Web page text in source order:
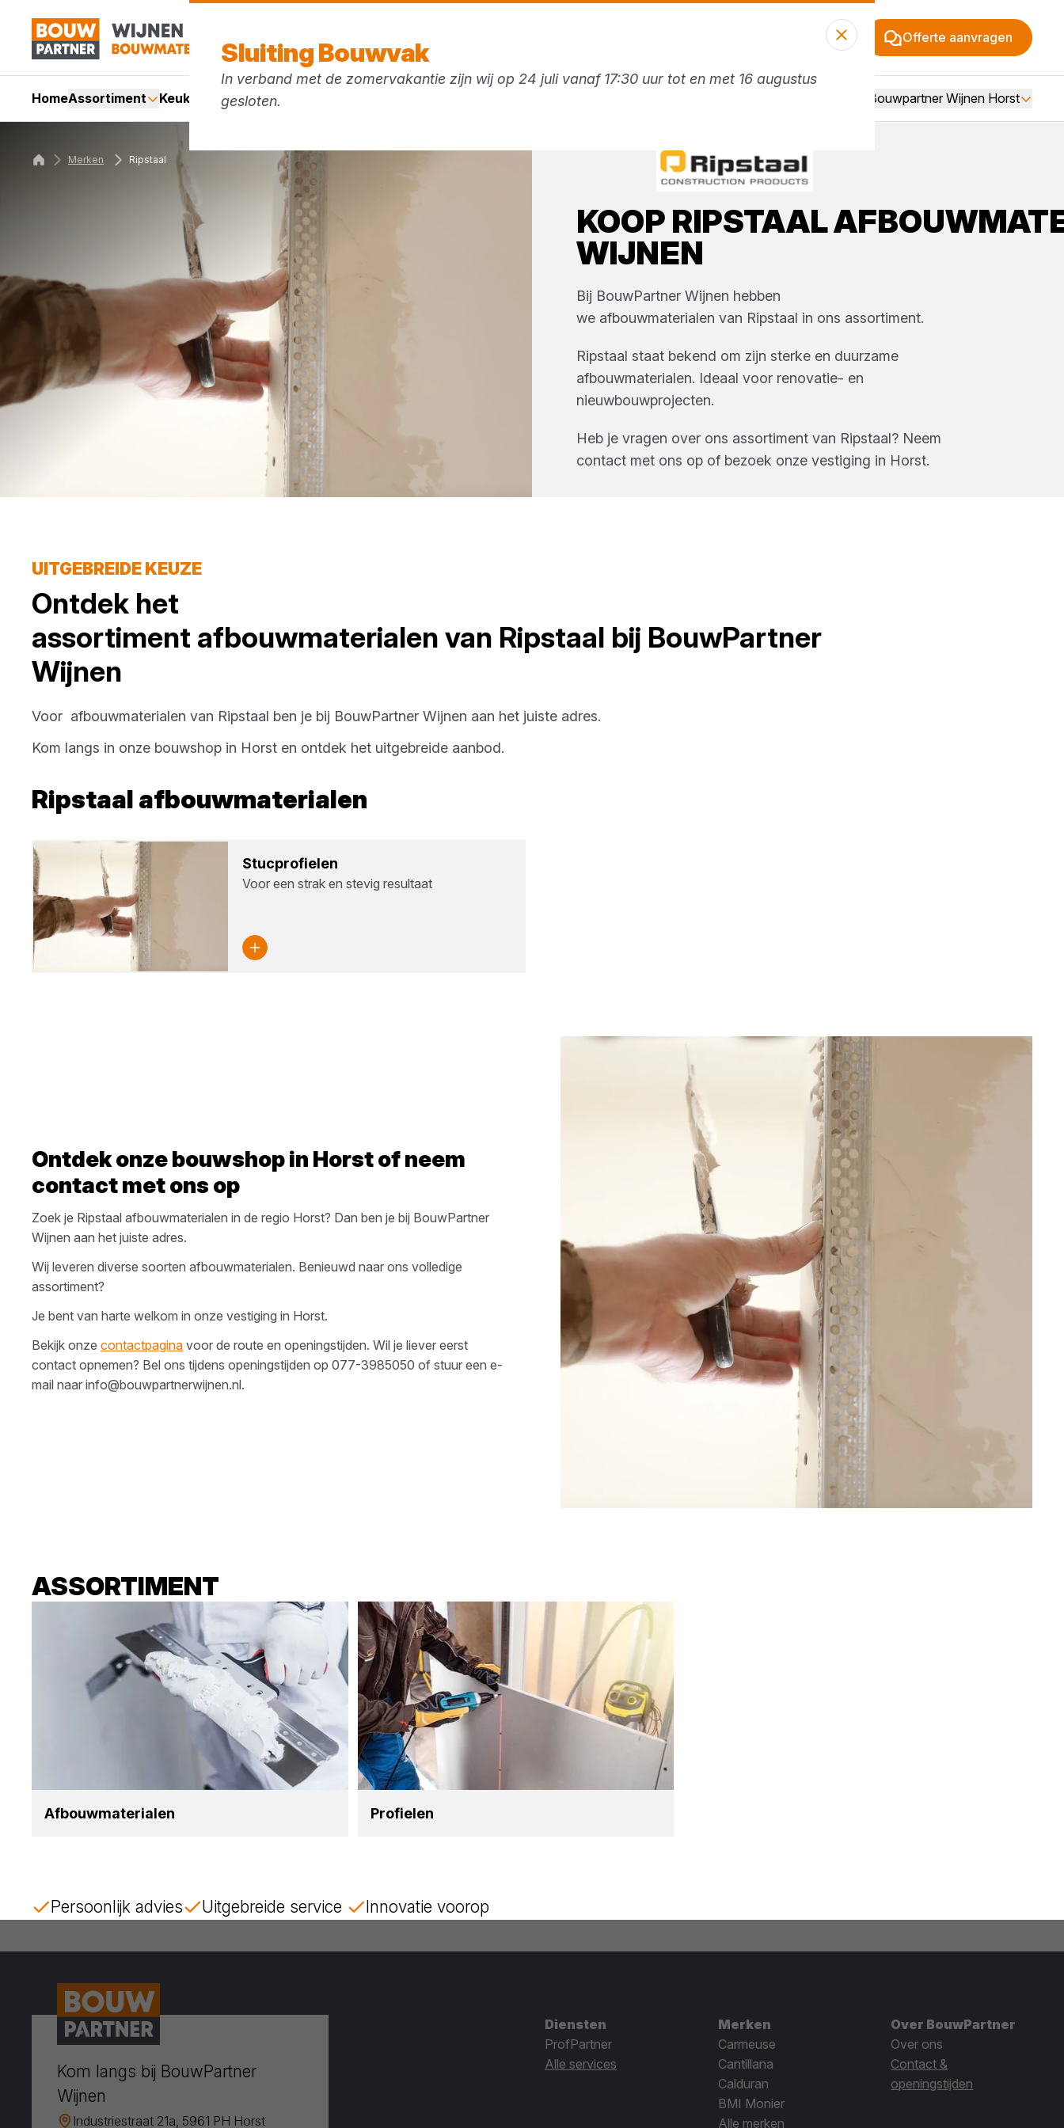
Offerte aanvragen
HomeAssortiment Keukens Services Over Bouwpartner Wijnen Horst
KOOP RIPSTAAL
WIJNEN
Bij BouwPartner Wijnen hebben
we afbouwmaterialen van Ripstaal in ons assortiment.
Ripstaal staat bekend om zijn sterke en duurzame
afbouwmaterialen. Ideaal voor renovatie- en
nieuwbouwprojecten.
Heb je vragen over ons assortiment van Ripstaal? Neem
contact met ons op of bezoek onze vestiging in Horst.
Merken Ripstaal
UITGEBREIDE KEUZE
Ontdek het
assortiment afbouwmaterialen van Ripstaal bij BouwPartner
Wijnen
Voor afbouwmaterialen van Ripstaal ben je bij BouwPartner Wijnen aan het juiste adres.
Kom langs in onze bouwshop in Horst en ontdek het uitgebreide aanbod.
Ripstaal afbouwmaterialen
Stuc­pro­fie­len
Voor een strak en stevig resultaat
Ontdek onze bouwshop in Horstof neem
contact met ons op
Zoek je Ripstaal afbouwmaterialen in de regio Horst? Dan ben je bij BouwPartner
Wijnen aan het juiste adres.
Wij leveren diverse soorten afbouwmaterialen. Benieuwd naar ons volledige
assortiment?
Je bent van harte welkom in onze vestiging in Horst.
Bekijk onze contactpagina voor de route en openingstijden. Wil je liever eerst
contact opnemen? Bel ons tijdens openingstijden op 077-3985050 of stuur een e-
mail naar info@bouwpartnerwijnen.nl.
ASSORTIMENT
Afbouw­ma­te­ri­a­len Pro­fie­len
Persoonlijk advies Uitgebreide service Innovatie voorop
Sluiting Bouwvak
In verband met de zomervakantie zijn wij op 24 juli vanaf 17:30 uur tot en met 16 augustus
gesloten.
Kom langs bij BouwPartner
Wijnen
Industriestraat 21a, 5961 PH Horst
Diensten
ProfPartner
Alle services
Merken
Carmeuse
Cantillana
Calduran
BMI Monier
Alle merken
Over BouwPartner
Over ons
Contact &
openingstijden